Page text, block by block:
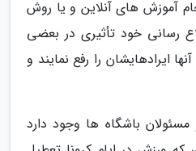
آموزش های آنلاین و یا روش
رسانی خود تأثیری در بعضی
ایرادهایشان را رفع نمایند و
باشگاه ها وجود دارد